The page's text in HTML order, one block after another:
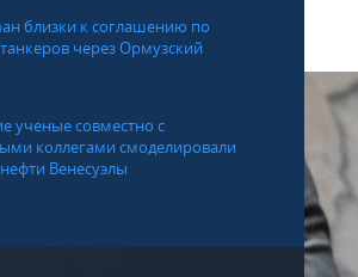
близки к соглашению по
через Ормузский
ученые совместно с
коллегами смоделировали
Венесуэлы